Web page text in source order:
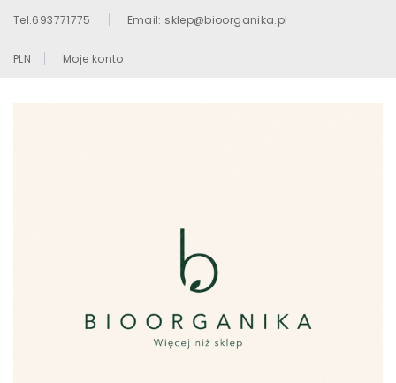
Tel.693771775 Email: sklep@bioorganika.pl
PLN Moje konto